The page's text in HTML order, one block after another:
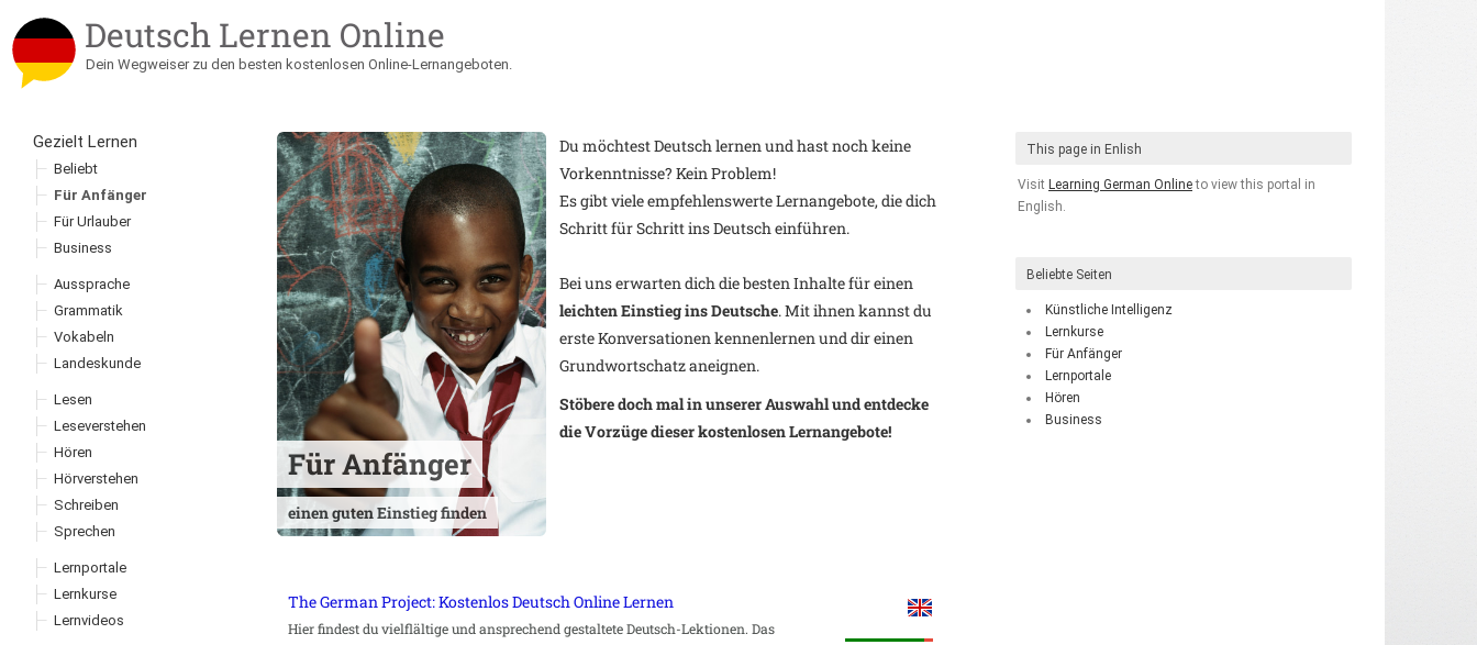
Deutsch Lernen Online
Dein Wegweiser zu den besten kostenlosen Online-Lernangeboten.
Für Anfänger
einen guten Einstieg finden
Du möchtest Deutsch lernen und hast noch keine
Vorkenntnisse? Kein Problem!
Es gibt viele empfehlenswerte Lernangebote, die dich
Schritt für Schritt ins Deutsch einführen.
Bei uns erwarten dich die besten Inhalte für einen
leichten Einstieg ins Deutsche. Mit ihnen kannst du
erste Konversationen kennenlernen und dir einen
Grundwortschatz aneignen.
Stöbere doch mal in unserer Auswahl und entdecke
die Vorzüge dieser kostenlosen Lernangebote!
The German Project: Kostenlos Deutsch Online Lernen
Hier findest du vielflältige und ansprechend gestaltete Deutsch-Lektionen. Das
This page in Enlish
Visit Learning German Onlineto view this portal in
English.
Beliebte Seiten
Künstliche Intelligenz
Lernkurse
Für Anfänger
Lernportale
Hören
Business
Zum Inhalt springen
Gezielt Lernen
Beliebt
Für Anfänger
Für Urlauber
Business
Aussprache
Grammatik
Vokabeln
Landeskunde
Lesen
Leseverstehen
Hören
Hörverstehen
Schreiben
Sprechen
Lernportale
Lernkurse
Lernvideos